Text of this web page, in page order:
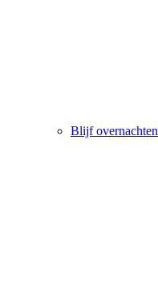
Blijf overnachten